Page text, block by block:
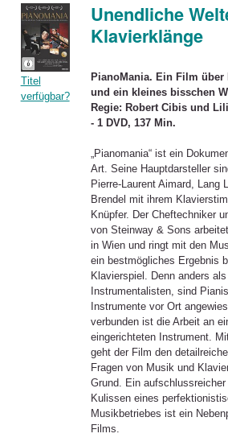
Titel
verfügbar?
Unendliche
Klavierklänge
PianoMania. Ein Film über
und ein kleines bisschen
Regie: Robert Cibis und
- 1 DVD, 137 Min.
„Pianomania“ ist ein
Art. Seine Hauptdarsteller
Pierre-Laurent Aimard, Lang
Brendel mit ihrem
Knüpfer. Der Cheftechniker
von Steinway & Sons
in Wien und ringt mit den
ein bestmögliches Ergebnis
Klavierspiel. Denn anders
Instrumentalisten, sind
Instrumente vor Ort
verbunden ist die Arbeit an
eingerichteten Instrument.
geht der Film den
Fragen von Musik und
Grund. Ein
Kulissen eines
Musikbetriebes ist ein
Films.